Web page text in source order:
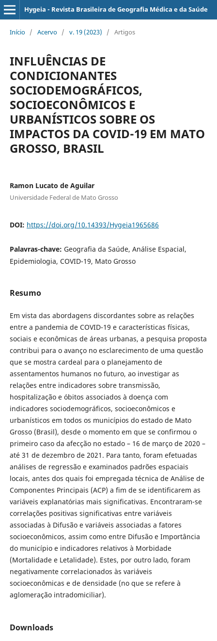
Hygeia - Revista Brasileira de Geografia Médica e da Saúde
Início / Acervo / v. 19 (2023) / Artigos
INFLUÊNCIAS DE
CONDICIONANTES
SOCIODEMOGRÁFICOS,
SOCIOECONÔMICOS E
URBANÍSTICOS SOBRE OS
IMPACTOS DA COVID-19 EM MATO
GROSSO, BRASIL
Ramon Lucato de Aguilar
Universidade Federal de Mato Grosso
DOI: https://doi.org/10.14393/Hygeia1965686
Palavras-chave: Geografia da Saúde, Análise Espacial,
Epidemiologia, COVID-19, Mato Grosso
Resumo
Em vista das abordagens discordantes sobre as relações
entre a pandemia de COVID-19 e características físicas,
sociais e econômicas de áreas urbanas, a pesquisa proposta
contribui para o avanço no esclarecimento de uma questão
que se mostra cardeal para o planejamento de
assentamentos humanos no futuro, ao investigar as
relações entre indicadores sobre transmissão,
hospitalização e óbitos associados à doença com
indicadores sociodemográficos, socioeconômicos e
urbanísticos em todos os municípios do estado de Mato
Grosso (Brasil), desde o momento em que se confirmou o
primeiro caso da afecção no estado – 16 de março de 2020 –
até 31 de dezembro de 2021. Para tanto, foram efetuadas
análises de regressão e examinados padrões espaciais
locais, antes dos quais foi empregada técnica de Análise de
Componentes Principais (ACP) a fim de se identificarem as
variáveis explanatórias mais significativas. Encontraram-se
correlações positivas significativas entre variáveis
associadas à Difusão e variáveis associadas a fatores
socioeconômicos, assim como entre Difusão e Importância
do município e indicadores relativos à Morbidade
(Mortalidade e Letalidade). Estes, por outro lado, foram
negativamente correlacionados às variáveis
socioeconômicas e de densidade (no que se refere à
aglomeração intradomiciliar).
Downloads